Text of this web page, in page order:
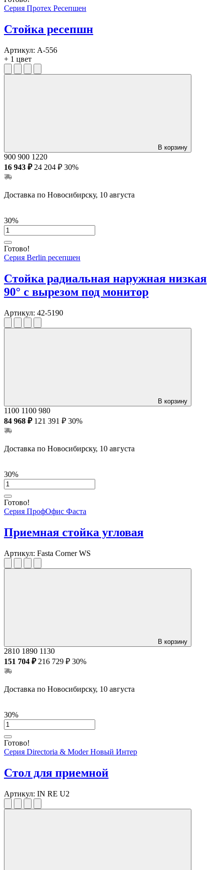
Серия Протех Ресепшен
Стойка ресепшн
Артикул: А-556
+ 1 цвет
В корзину
900 900 1220
16 943 ₽ 24 204 ₽ 30%
Доставка по Новосибирску, 10 августа
30%
Готово!
Серия Berlin ресепшен
Стойка радиальная наружная низкая
90° с вырезом под монитор
Артикул: 42-5190
В корзину
1100 1100 980
84 968 ₽ 121 391 ₽ 30%
Доставка по Новосибирску, 10 августа
30%
Готово!
Серия ПрофОфис Фаста
Приемная стойка угловая
Артикул: Fasta Corner WS
В корзину
2810 1890 1130
151 704 ₽ 216 729 ₽ 30%
Доставка по Новосибирску, 10 августа
30%
Готово!
Серия Directoria & Moder Новый Интер
Стол для приемной
Артикул: IN RE U2